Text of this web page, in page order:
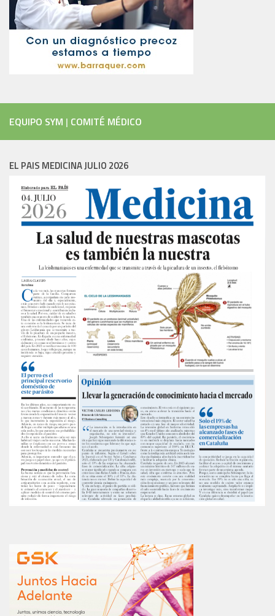
EQUIPO SYM | COMITÉ MÉDICO
EL PAIS MEDICINA JULIO 2026